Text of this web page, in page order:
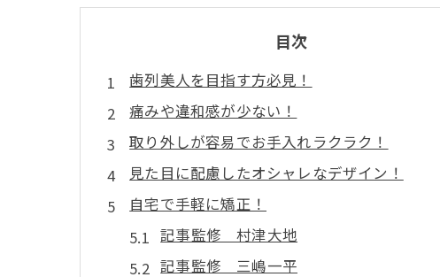
目次
歯列美人を目指す方必見！
痛みや違和感が少ない！
取り外しが容易でお手入れラクラク！
見た目に配慮したオシャレなデザイン！
自宅で手軽に矯正！
記事監修 村津大地
記事監修 三嶋一平